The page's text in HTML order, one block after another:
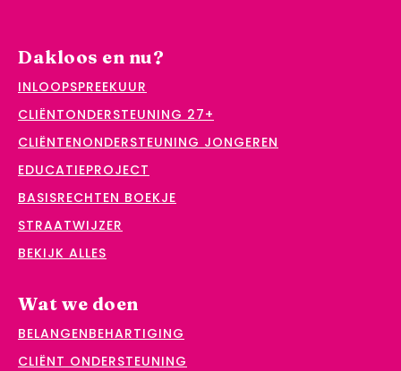
Dakloos en nu?
INLOOPSPREEKUUR
CLIËNTONDERSTEUNING 27+
CLIËNTENONDERSTEUNING JONGEREN
EDUCATIEPROJECT
BASISRECHTEN BOEKJE
STRAATWIJZER
BEKIJK ALLES
Wat we doen
BELANGENBEHARTIGING
CLIËNT ONDERSTEUNING